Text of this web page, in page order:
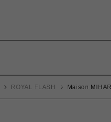
ROYAL FLASH Maison